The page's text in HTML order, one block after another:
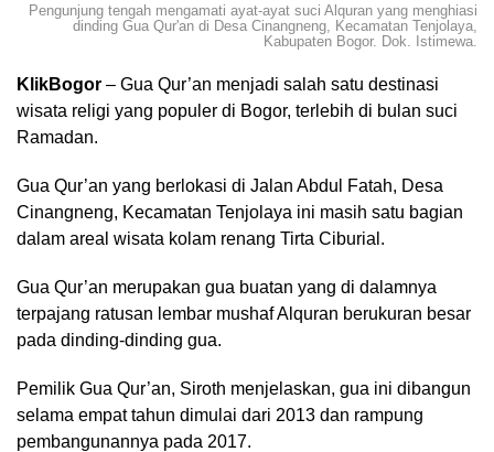
Pengunjung tengah mengamati ayat-ayat suci Alquran yang menghiasi
dinding Gua Qur'an di Desa Cinangneng, Kecamatan Tenjolaya,
Kabupaten Bogor. Dok. Istimewa.
KlikBogor – Gua Qur’an menjadi salah satu destinasi
wisata religi yang populer di Bogor, terlebih di bulan suci
Ramadan.
Gua Qur’an yang berlokasi di Jalan Abdul Fatah, Desa
Cinangneng, Kecamatan Tenjolaya ini masih satu bagian
dalam areal wisata kolam renang Tirta Ciburial.
Gua Qur’an merupakan gua buatan yang di dalamnya
terpajang ratusan lembar mushaf Alquran berukuran besar
pada dinding-dinding gua.
Pemilik Gua Qur’an, Siroth menjelaskan, gua ini dibangun
selama empat tahun dimulai dari 2013 dan rampung
pembangunannya pada 2017.